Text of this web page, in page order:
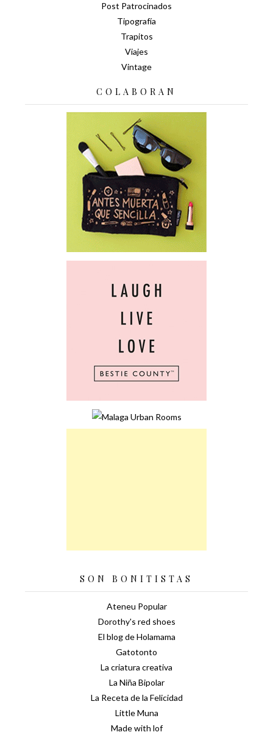
Post Patrocinados
Tipografía
Trapitos
Viajes
Vintage
COLABORAN
SON BONITISTAS
Ateneu Popular
Dorothy's red shoes
El blog de Holamama
Gatotonto
La criatura creativa
La Niña Bipolar
La Receta de la Felicidad
Little Muna
Made with lof